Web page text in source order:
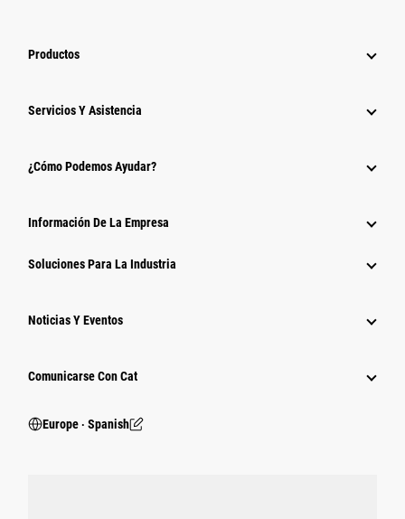
Productos
Servicios Y Asistencia
¿Cómo Podemos Ayudar?
Información De La Empresa
Soluciones Para La Industria
Noticias Y Eventos
Comunicarse Con Cat
Europe ‧ Spanish